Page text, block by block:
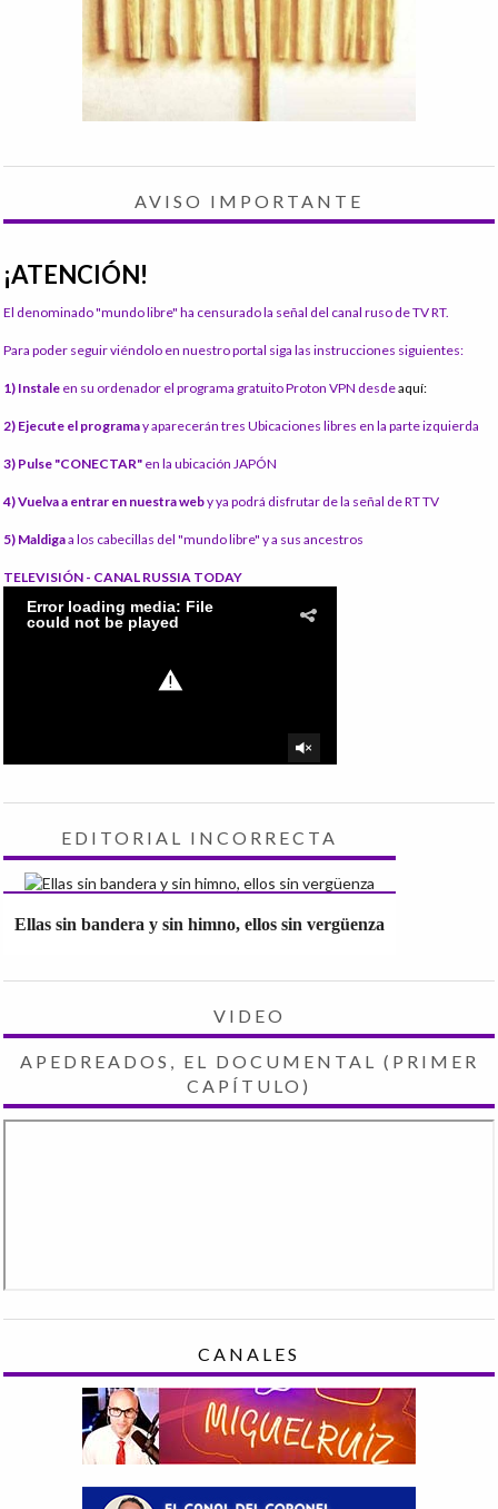
AVISO IMPORTANTE
¡ATENCIÓN!
El denominado "mundo libre" ha censurado la señal del canal ruso de TV RT.
Para poder seguir viéndolo en nuestro portal siga las instrucciones siguientes:
1) Instale en su ordenador el programa gratuito Proton VPN desdeaquí:
2) Ejecute el programay aparecerán tres Ubicaciones libres en la parte izquierda
3) Pulse "CONECTAR" en la ubicación JAPÓN
4) Vuelva a entrar en nuestra weby ya podrá disfrutar de la señal de RT TV
5) Maldigaa los cabecillas del "mundo libre" y a sus ancestros
TELEVISIÓN - CANAL RUSSIA TODAY
EDITORIAL INCORRECTA
Ellas sin bandera y sin himno, ellos sin vergüenza
VIDEO
APEDREADOS, EL DOCUMENTAL (PRIMER
CAPÍTULO)
CANALES